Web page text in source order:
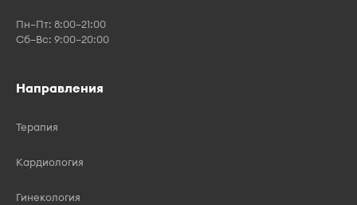
Пн–Пт: 8:00–21:00
Сб–Вс: 9:00–20:00
Направления
Терапия
Кардиология
Гинекология